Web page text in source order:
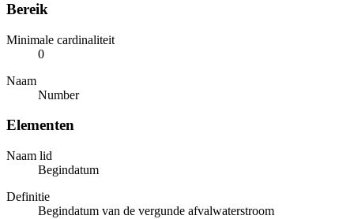
Bereik
Minimale cardinaliteit
0
Naam
Number
Elementen
Naam lid
Begindatum
Definitie
Begindatum van de vergunde afvalwaterstroom